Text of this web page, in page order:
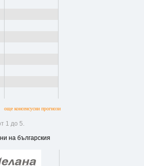
още консенсусни прогнози
1 до 5.
на българския